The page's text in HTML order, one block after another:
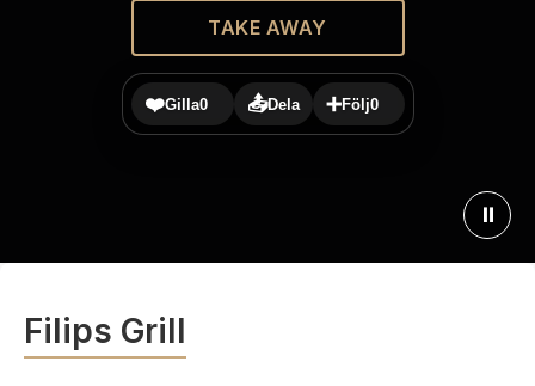
TAKE AWAY
❤️Gilla0 📤Dela ➕Följ0
⏸
Filips Grill